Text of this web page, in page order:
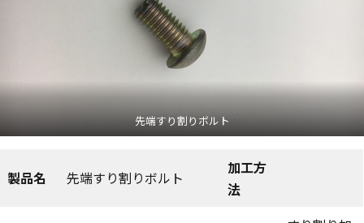
先端すり割りボルト
製品名 先端すり割りボルト
加工方
法